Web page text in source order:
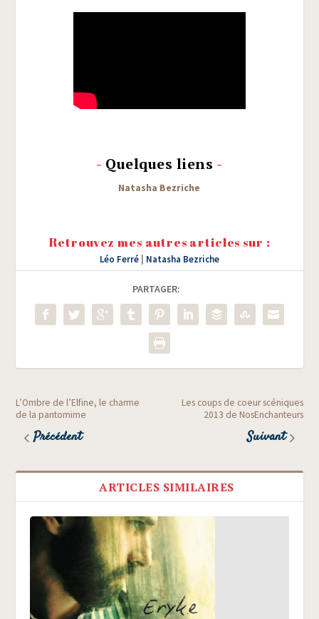
- Quelques liens -
Nata­sha Bezriche
Retrouvez mes autres articles sur :
Léo Ferré Natasha Bezriche
PARTAGER:
L’Ombre de l’Elfine, le charme
de la pantomime
Précédent
Les coups de coeur scéniques
2013 de NosEnchanteurs
Suivant
ARTICLES SIMILAIRES